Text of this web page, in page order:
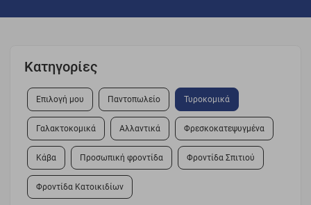
Κατηγορίες
Επιλογή μου Παντοπωλείο Τυροκομικά
Γαλακτοκομικά Αλλαντικά Φρεσκοκατεψυγμένα
Κάβα Προσωπική φροντίδα Φροντίδα Σπιτιού
Φροντίδα Κατοικιδίων